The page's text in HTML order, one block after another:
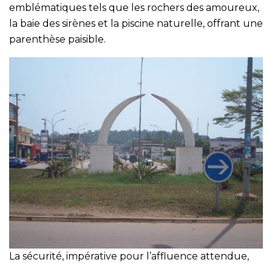
emblématiques tels que les rochers des amoureux,
la baie des sirènes et la piscine naturelle, offrant une
parenthèse paisible.
La sécurité, impérative pour l’affluence attendue,